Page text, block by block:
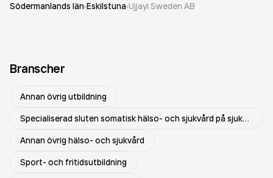
Södermanlands län Eskilstuna Ujjayi Sweden AB
Branscher
Annan övrig utbildning
Specialiserad sluten somatisk hälso- och sjukvård på sjukhus
Annan övrig hälso- och sjukvård
Sport- och fritidsutbildning